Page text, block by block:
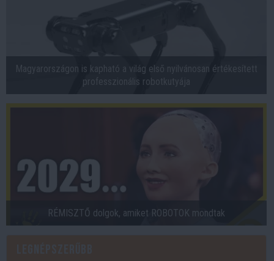
Magyarországon is kapható a világ első nyilvánosan értékesített
professzionális robotkutyája
RÉMISZTŐ dolgok, amiket ROBOTOK mondtak